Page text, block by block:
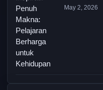
May 2, 2026